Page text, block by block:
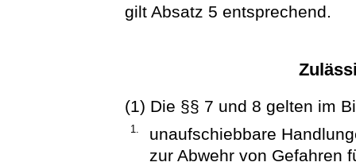
gilt Absatz 5 entsprechend.
(1) Die §§ 7 und 8 gelten im
1.
unaufschiebbare
zur Abwehr von Gefahren